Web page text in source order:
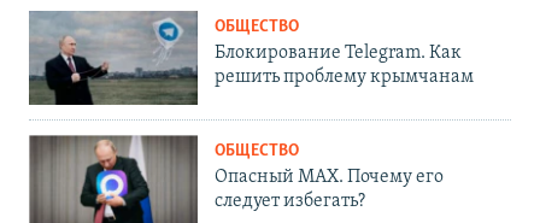
ОБЩЕСТВО
Блокирование Telegram. Как
решить проблему крымчанам
ОБЩЕСТВО
Опасный MAX. Почему его
следует избегать?